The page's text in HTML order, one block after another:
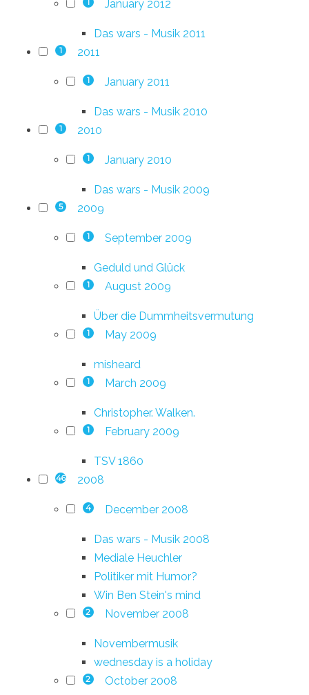
January 2012
Das wars - Musik 2011
1 2011
1 January 2011
Das wars - Musik 2010
1 2010
1 January 2010
Das wars - Musik 2009
5 2009
1 September 2009
Geduld und Glück
1 August 2009
Über die Dummheitsvermutung
1 May 2009
misheard
1 March 2009
Christopher. Walken.
1 February 2009
TSV 1860
46 2008
4 December 2008
Das wars - Musik 2008
Mediale Heuchler
Politiker mit Humor?
Win Ben Stein's mind
2 November 2008
Novembermusik
wednesday is a holiday
2 October 2008